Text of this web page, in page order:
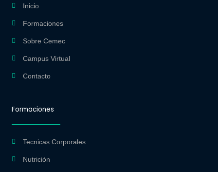
b
o
o
k
g
r
a
m
Inicio
Formaciones
Sobre Cemec
Campus Virtual
Contacto
Formaciones
Tecnicas Corporales
Nutrición